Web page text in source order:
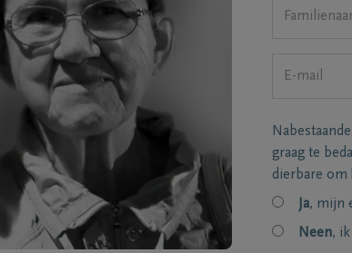
graag te
dierbare om
Ja, mijn
Neen,